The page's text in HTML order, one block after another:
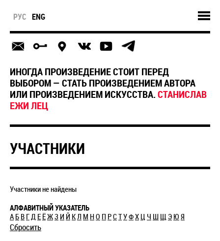
РУС ENG
ИНОГДА ПРОИЗВЕДЕНИЕ СТОИТ ПЕРЕД
ВЫБОРОМ — СТАТЬ ПРОИЗВЕДЕНИЕМ АВТОРА
ИЛИ ПРОИЗВЕДЕНИЕМ ИСКУССТВА.СТАНИСЛАВ
ЕЖИ ЛЕЦ
УЧАСТНИКИ
Участники не найдены
АЛФАВИТНЫЙ УКАЗАТЕЛЬ
А Б В ГД Е ЁЖЗ И Й КЛ М НО П РСТУФХ Ц Ч Ш Щ Э Ю Я
Сбросить